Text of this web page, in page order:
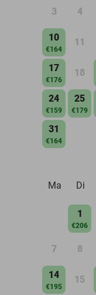
3 4
10
€164
11
17
€176
18
24
€159
25
€179
31
€164
Ma
Di
1
€206
7 8
14
€195
15